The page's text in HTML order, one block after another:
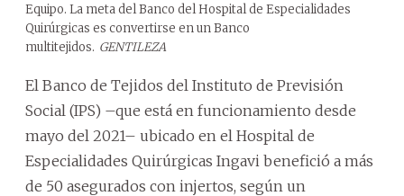
Equipo. La meta del Banco del Hospital de Especialidades
Quirúrgicas es convertirse en un Banco
multitejidos. GENTILEZA
El Banco de Tejidos del Instituto de Previsión
Social (IPS) –que está en funcionamiento desde
mayo del 2021– ubicado en el Hospital de
Especialidades Quirúrgicas Ingavi benefició a más
de 50 asegurados con injertos, según un